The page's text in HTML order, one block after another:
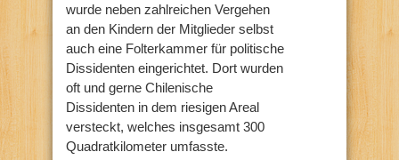
wurde neben zahlreichen Vergehen
an den Kindern der Mitglieder selbst
auch eine Folterkammer für politische
Dissidenten eingerichtet. Dort wurden
oft und gerne Chilenische
Dissidenten in dem riesigen Areal
versteckt, welches insgesamt 300
Quadratkilometer umfasste.